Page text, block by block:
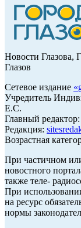
Новости Глазова,
Глазов
Сетевое издание «
Учредитель
Е.С.
Главный
Редакция:
Возрастная
При частичном
новостного
также теле-
При
на ресурс
нормы